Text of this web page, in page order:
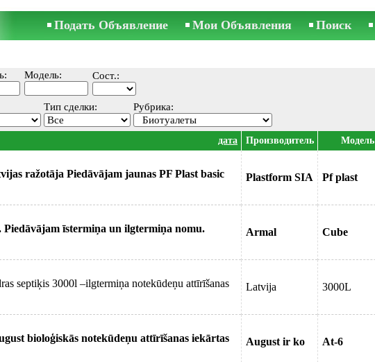
Подать Объявление Мои Объявления Поиск
Модель: Сост.:
Тип сделки: Рубрика:
дата Производитель Модель
ražotāja Piedāvājam jaunas PF Plast basic
Plastform SIA Pf plast
Piedāvājam īstermiņa un ilgtermiņa nomu.
uz
Armal Cube
septiķis 3000l –ilgtermiņa notekūdeņu attīrīšanas
Latvija 3000L
bioloģiskās notekūdeņu attīrīšanas iekārtas
August ir ko At-6